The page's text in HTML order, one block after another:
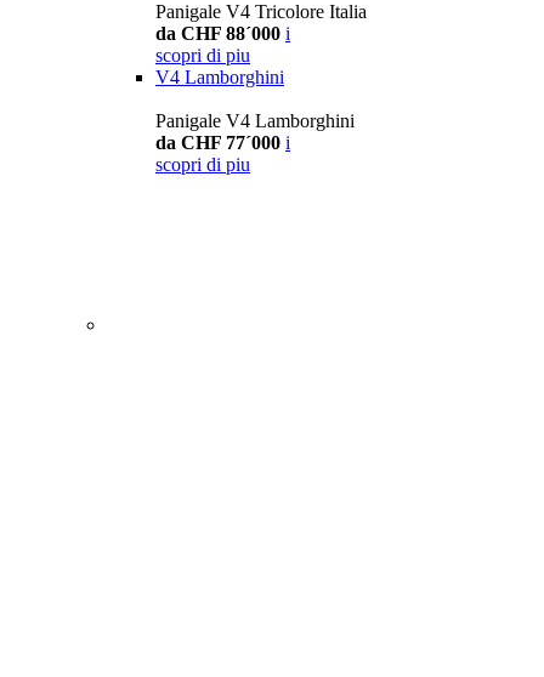
Panigale V4 Tricolore Italia
da CHF 88´000 i
scopri di piu
V4 Lamborghini
Panigale V4 Lamborghini
da CHF 77´000 i
scopri di piu